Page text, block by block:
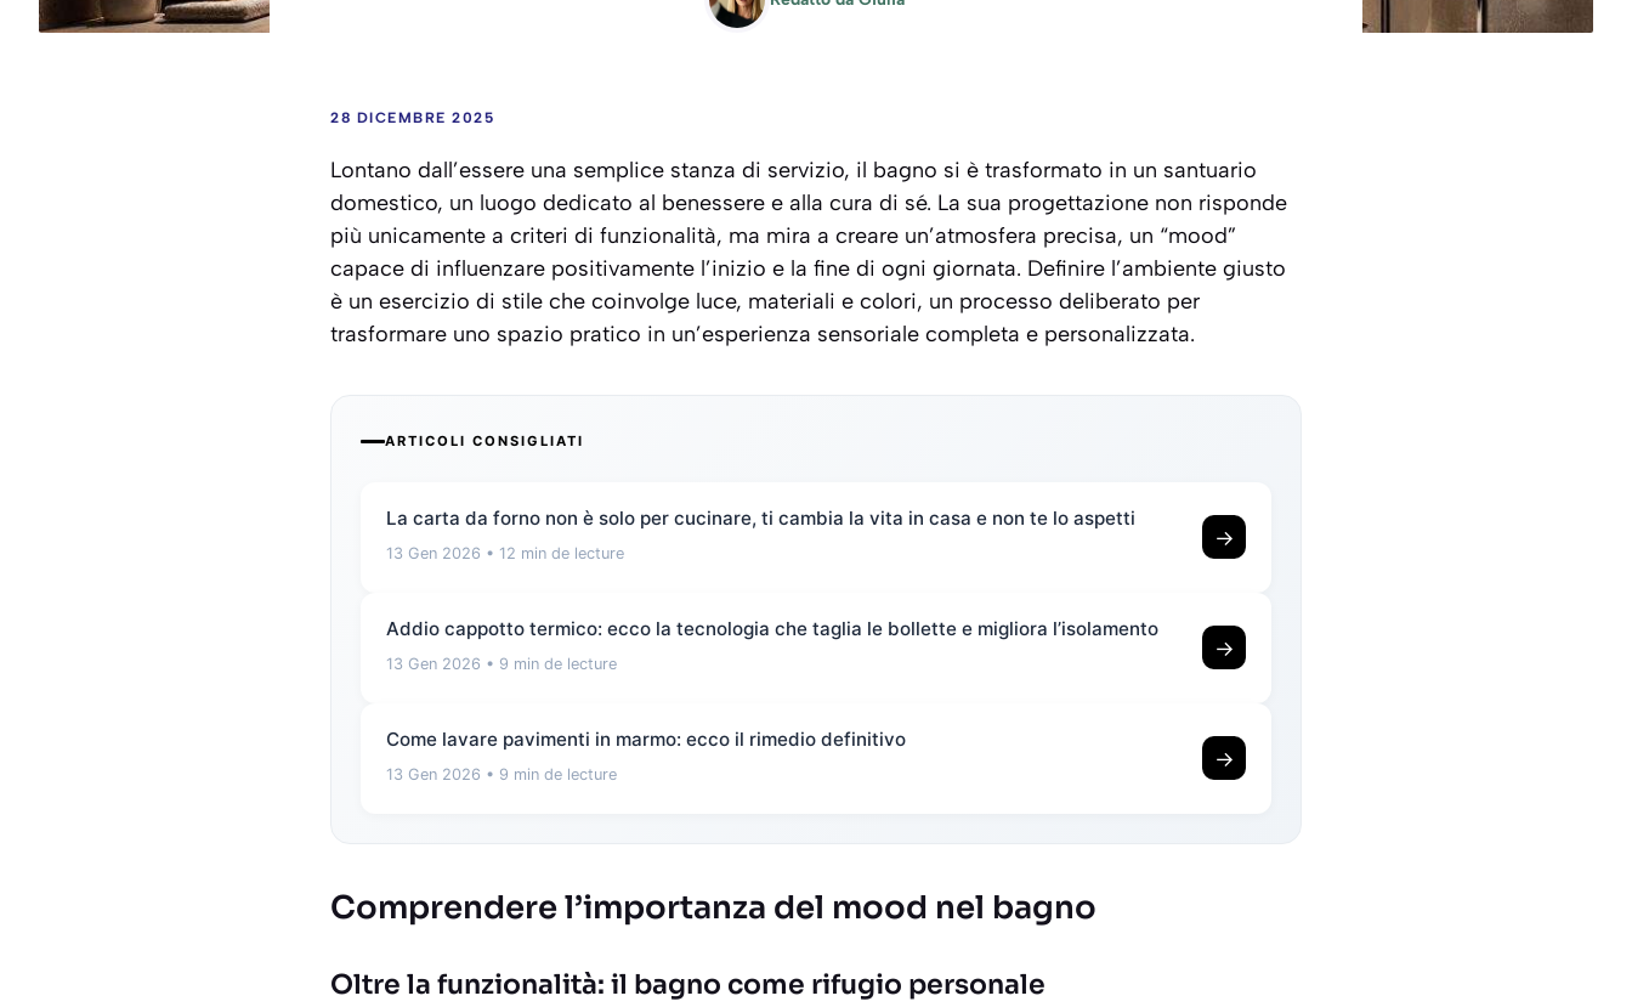
28 DICEMBRE 2025
Lontano dall’essere una semplice stanza di servizio, il bagno si è trasformato in un santuario
domestico, un luogo dedicato al benessere e alla cura di sé. La sua progettazione non risponde
più unicamente a criteri di funzionalità, ma mira a creare un’atmosfera precisa, un “mood”
capace di influenzare positivamente l’inizio e la fine di ogni giornata. Definire l’ambiente giusto
è un esercizio di stile che coinvolge luce, materiali e colori, un processo deliberato per
trasformare uno spazio pratico in un’esperienza sensoriale completa e personalizzata.
ARTICOLI CONSIGLIATI
La carta da forno non è solo per cucinare, ti cambia la vita in casa e non te lo aspetti
13 Gen 2026 • 12 min de lecture
→
Addio cappotto termico: ecco la tecnologia che taglia le bollette e migliora l’isolamento
13 Gen 2026 • 9 min de lecture
→
Come lavare pavimenti in marmo: ecco il rimedio definitivo
13 Gen 2026 • 9 min de lecture
→
Comprendere l’importanza del mood nel bagno
Oltre la funzionalità: il bagno come rifugio personale